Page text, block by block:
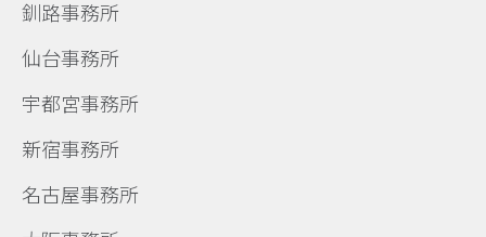
釧路事務所
仙台事務所
宇都宮事務所
新宿事務所
名古屋事務所